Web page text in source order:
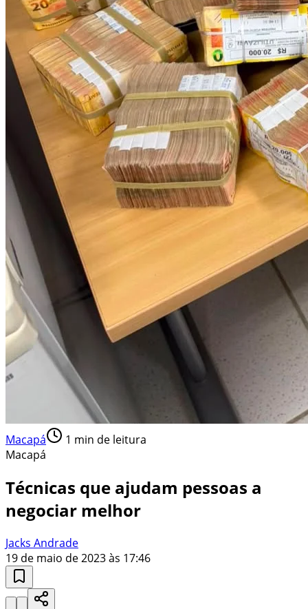
Macapá 1 min de leitura
Macapá
Técnicas que ajudam pessoas a
negociar melhor
Jacks Andrade
19 de maio de 2023 às 17:46